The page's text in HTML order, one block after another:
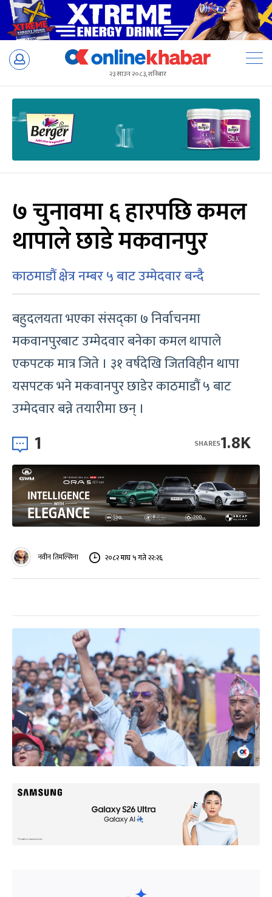
Skip
२३ साउन २०८३, शनिबार
७ चुनावमा ६ हारपछि कमल
थापाले छाडे मकवानपुर
काठमाडौं क्षेत्र नम्बर ५ बाट उम्मेदवार बन्दै
बहुदलयता भएका संसद्का ७ निर्वाचनमा
मकवानपुरबाट उम्मेदवार बनेका कमल थापाले
एकपटक मात्र जिते । ३१ वर्षदेखि जितविहीन थापा
यसपटक भने मकवानपुर छाडेर काठमाडौं ५ बाट
उम्मेदवार बन्ने तयारीमा छन् ।
1 1.8K
SHARES
नवीन तिमल्सिना २०८२ माघ ५ गते २२:२६